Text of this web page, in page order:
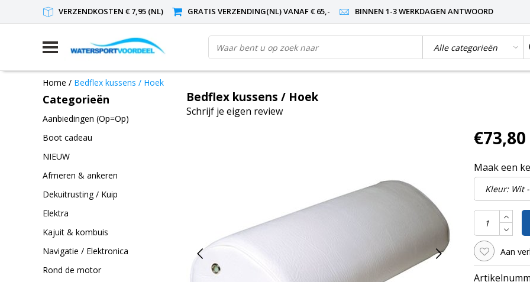
VERZENDKOSTEN € 7,95 (NL) GRATIS VERZENDING(NL) VANAF € 65,- BINNEN 1-3 WERKDAGEN ANTWOORD
Home / Bedflex kussens / Hoek
Categorieën
Aanbiedingen (Op=Op)
Boot cadeau
NIEUW
Afmeren & ankeren
Dekuitrusting / Kuip
Elektra
Kajuit & kombuis
Navigatie / Elektronica
Rond de motor
Bedflex kussens / Hoek
Schrijf je eigen review
€73,80
Maak een
Aan